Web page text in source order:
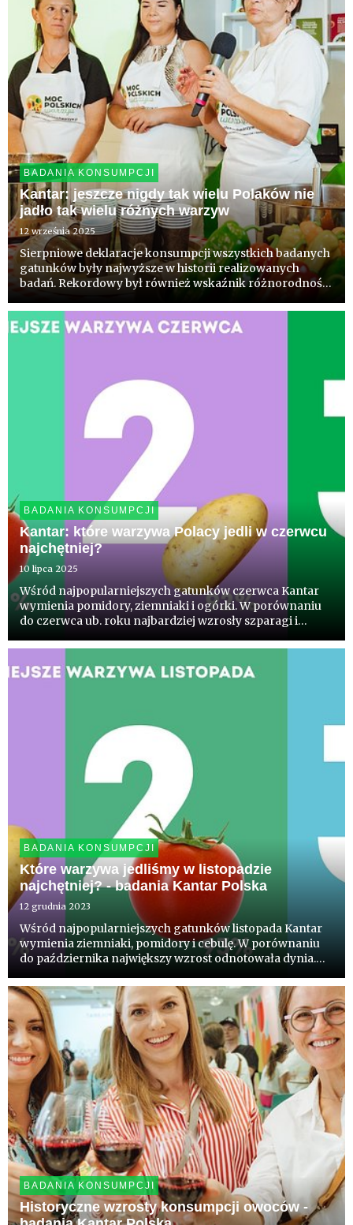
BADANIA KONSUMPCJI
Kantar: jeszcze nigdy tak wielu Polaków nie
jadło tak wielu różnych warzyw
12 września 2025
Sierpniowe deklaracje konsumpcji wszystkich badanych
gatunków były najwyższe w historii realizowanych
badań. Rekordowy był również wskaźnik różnorodności
najpopularniejszych gatunków sierpnia Kantar
wymienia pomidory, ogórki ...
BADANIA KONSUMPCJI
Kantar: które warzywa Polacy jedli w czerwcu
najchętniej?
10 lipca 2025
Wśród najpopularniejszych gatunków czerwca Kantar
wymienia pomidory, ziemniaki i ogórki. W porównaniu
do czerwca ub. roku najbardziej wzrosły szparagi i
początku realizacji monitoringu, czyli przez 5 lat,
najbardziej wz...
BADANIA KONSUMPCJI
Które warzywa jedliśmy w listopadzie
najchętniej? - badania Kantar Polska
12 grudnia 2023
Wśród najpopularniejszych gatunków listopada Kantar
wymienia ziemniaki, pomidory i cebulę. W porównaniu
do października największy wzrost odnotowała dynia.
owoców i warzyw dostępne są na stronie
WczorajNaTalerzu.pl
BADANIA KONSUMPCJI
Historyczne wzrosty konsumpcji owoców -